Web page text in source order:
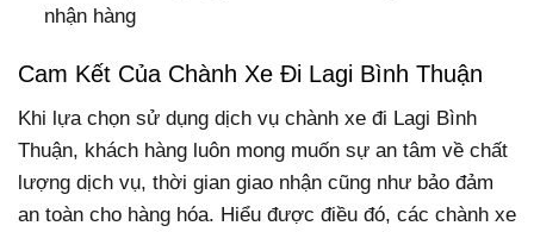
nhận hàng
Cam Kết Của Chành Xe Đi Lagi Bình Thuận
Khi lựa chọn sử dụng dịch vụ chành xe đi Lagi Bình
Thuận, khách hàng luôn mong muốn sự an tâm về chất
lượng dịch vụ, thời gian giao nhận cũng như bảo đảm
an toàn cho hàng hóa. Hiểu được điều đó, các chành xe